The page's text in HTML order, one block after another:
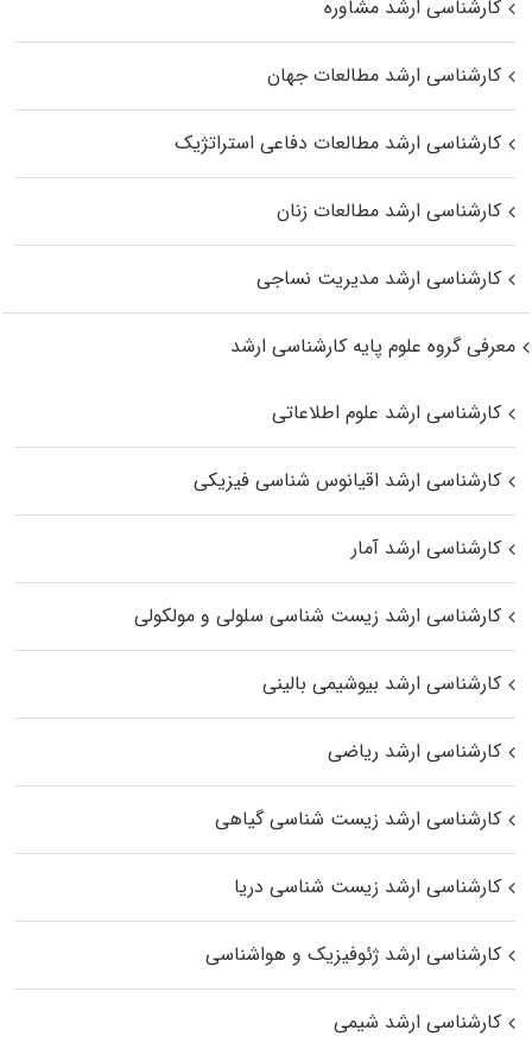
کارشناسی ارشد مشاوره
کارشناسی ارشد مطالعات جهان
کارشناسی ارشد مطالعات دفاعی استراتژیک
کارشناسی ارشد مطالعات زنان
کارشناسی ارشد مدیریت نساجی
معرفی گروه علوم پایه کارشناسی ارشد
کارشناسی ارشد علوم اطلاعاتی
کارشناسی ارشد اقیانوس‌ شناسی فیزیکی
کارشناسی ارشد آمار
کارشناسی ارشد زیست شناسی سلولی و مولکولی
کارشناسی ارشد بیوشیمی بالینی
کارشناسی ارشد ریاضی
کارشناسی ارشد زیست‌ شناسی گیاهی
کارشناسی ارشد زیست‌ شناسی دریا
کارشناسی ارشد ژئوفیزیک و هواشناسی
کارشناسی ارشد شیمی